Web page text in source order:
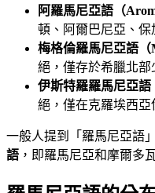
阿羅馬尼亞語（
頓、阿爾巴尼亞、
梅格倫羅馬尼亞語（
絕，僅存於希臘北部
伊斯特羅羅馬尼亞語
絕，僅在克羅埃西亞
一般人提到「羅馬尼亞語
語 ，即羅馬尼亞和摩爾多